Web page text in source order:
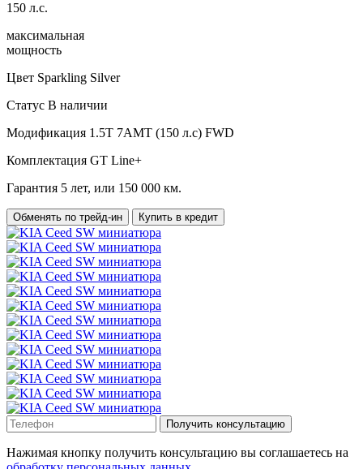
150 л.с.
максимальная
мощность
Цвет Sparkling Silver
Статус В наличии
Модификация 1.5T 7AMT (150 л.с) FWD
Комплектация GT Line+
Гарантия 5 лет, или 150 000 км.
Обменять по трейд-ин Купить в кредит
Получить консультацию
Нажимая кнопку получить консультацию вы соглашаетесь на